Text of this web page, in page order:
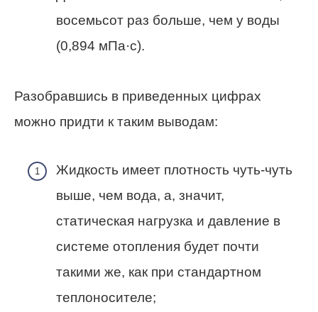
восемьсот раз больше, чем у воды
(0,894 мПа·с).
Разобравшись в приведенных цифрах
можно придти к таким выводам:
Жидкость имеет плотность чуть-чуть
выше, чем вода, а, значит,
статическая нагрузка и давление в
системе отопления будет почти
такими же, как при стандартном
теплоносителе;